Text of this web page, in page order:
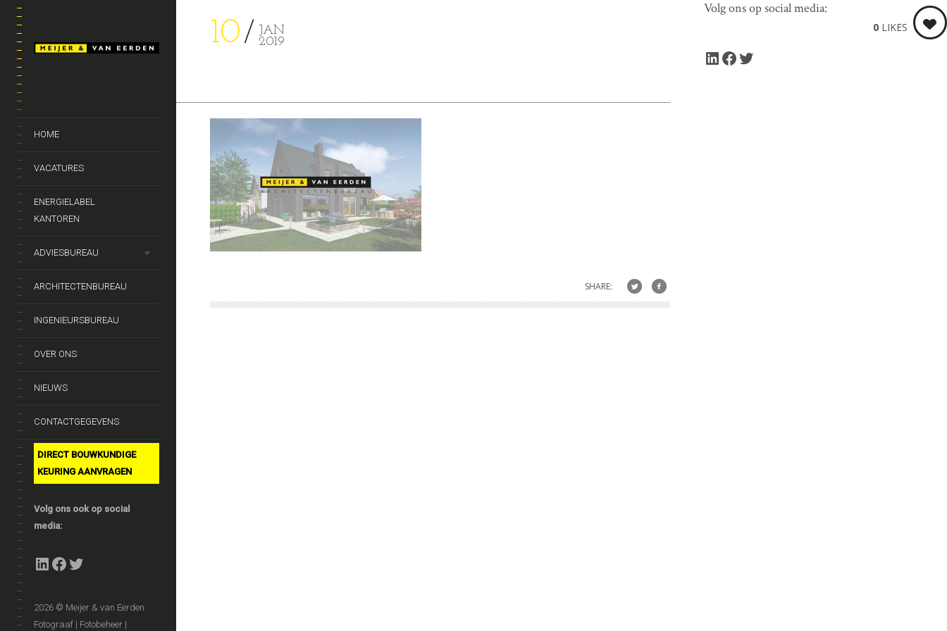
HOME
VACATURES
ENERGIELABEL
KANTOREN
ADVIESBUREAU
ARCHITECTENBUREAU
INGENIEURSBUREAU
OVER ONS
NIEUWS
CONTACTGEGEVENS
DIRECT BOUWKUNDIGE
KEURING AANVRAGEN
Volg ons ook op social
media:
LinkedIn
Facebook
2026 © Meijer & van Eerden
Fotograaf | Fotobeheer |
10
JAN
2019
0 LIKES
SHARE:
Volg ons op social media:
LinkedIn Facebook